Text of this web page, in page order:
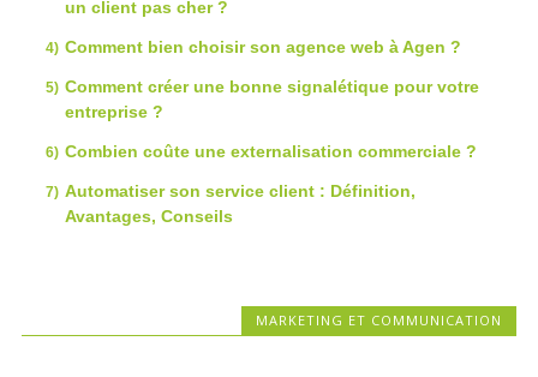
un client pas cher ?
Comment bien choisir son agence web à Agen ?
Comment créer une bonne signalétique pour votre
entreprise ?
Combien coûte une externalisation commerciale ?
Automatiser son service client : Définition,
Avantages, Conseils
MARKETING ET COMMUNICATION